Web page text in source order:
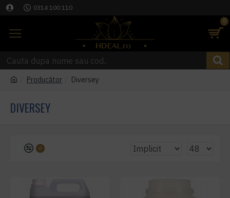
0314 100 110
0
Producător Diversey
DIVERSEY
0